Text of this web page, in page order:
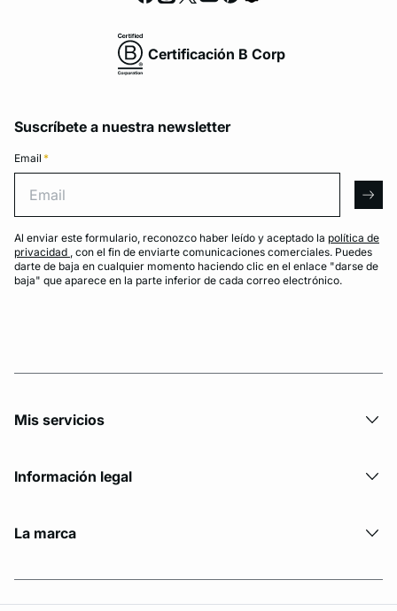
Certificación B Corp
Suscríbete a nuestra newsletter
Email *
Al enviar este formulario, reconozco haber leído y aceptado la política de
privacidad , con el fin de enviarte comunicaciones comerciales. Puedes
darte de baja en cualquier momento haciendo clic en el enlace "darse de
baja" que aparece en la parte inferior de cada correo electrónico.
Mis servicios
Información legal
La marca